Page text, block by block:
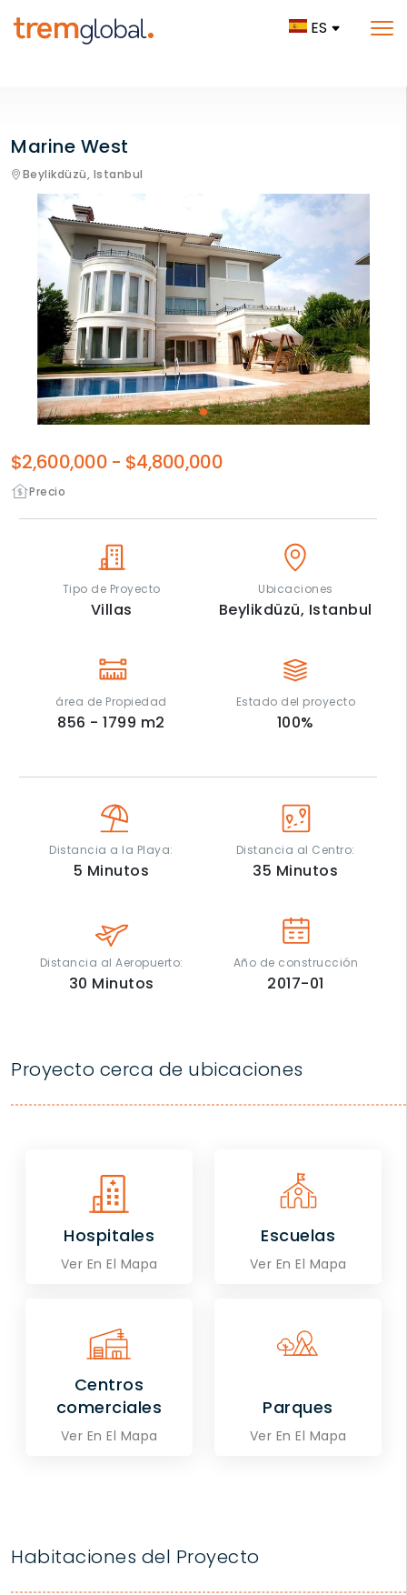
ES
Marine West
Beylikdüzü, Istanbul
Precio
$2,600,000 - $4,800,000
Tipo de Proyecto
Villas
Ubicaciones
Beylikdüzü, Istanbul
área de Propiedad
856 - 1799 m2
Estado del proyecto
100%
Distancia a la Playa:
5 Minutos
Distancia al Centro:
35 Minutos
Distancia al Aeropuerto:
30 Minutos
Año de construcción
2017-01
Proyecto cerca de ubicaciones
Hospitales
Ver En El Mapa
Escuelas
Ver En El Mapa
Centros
comerciales
Ver En El Mapa
Parques
Ver En El Mapa
Habitaciones del Proyecto